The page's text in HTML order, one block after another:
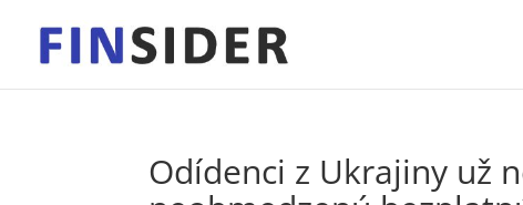
Odídenci z Ukrajiny už